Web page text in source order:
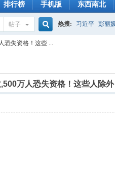
排行榜 手机版 东西南北
帖子
搜
索
热搜: 习近平 彭丽
恐失资格！这些 ...
万人恐失资格！这些人除外